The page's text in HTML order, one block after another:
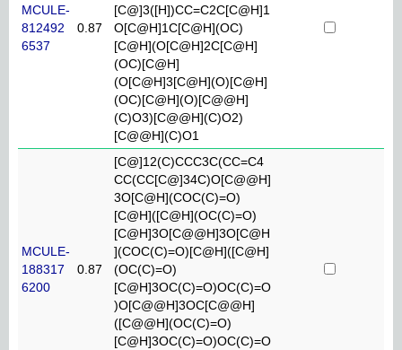
MCULE-
812492
6537
0.87
[C@]3([H])CC=C2C[C@H]1
O[C@H]1C[C@H](OC)
[C@H](O[C@H]2C[C@H]
(OC)[C@H]
(O[C@H]3[C@H](O)[C@H]
(OC)[C@H](O)[C@@H]
(C)O3)[C@@H](C)O2)
[C@@H](C)O1
MCULE-
188317
6200
0.87
[C@]12(C)CCC3C(CC=C4
CC(CC[C@]34C)O[C@@H]
3O[C@H](COC(C)=O)
[C@H]([C@H](OC(C)=O)
[C@H]3O[C@@H]3O[C@H
](COC(C)=O)[C@H]([C@H]
(OC(C)=O)
[C@H]3OC(C)=O)OC(C)=O
)O[C@@H]3OC[C@@H]
([C@@H](OC(C)=O)
[C@H]3OC(C)=O)OC(C)=O